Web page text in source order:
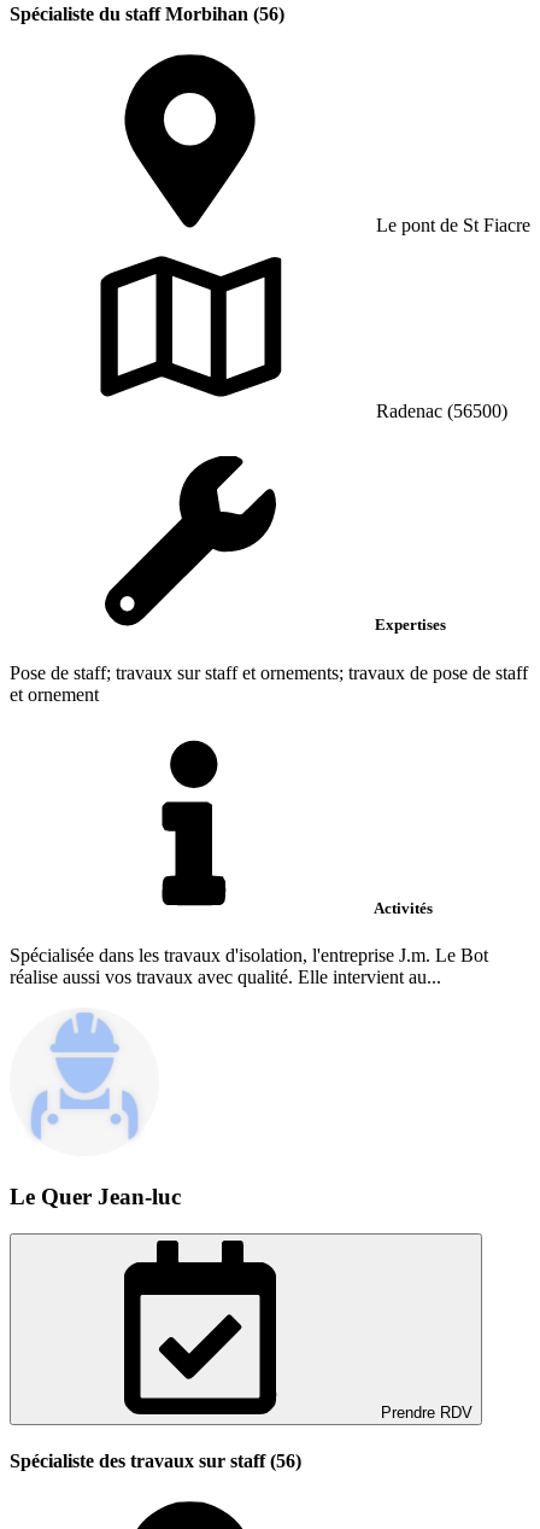
Spécialiste du staff Morbihan (56)
Le pont de St Fiacre
Radenac (56500)
Expertises
Pose de staff; travaux sur staff et ornements; travaux de pose de staff
et ornement
Activités
Spécialisée dans les travaux d'isolation, l'entreprise J.m. Le Bot
réalise aussi vos travaux avec qualité. Elle intervient au...
Le Quer Jean-luc
Prendre RDV
Spécialiste des travaux sur staff (56)